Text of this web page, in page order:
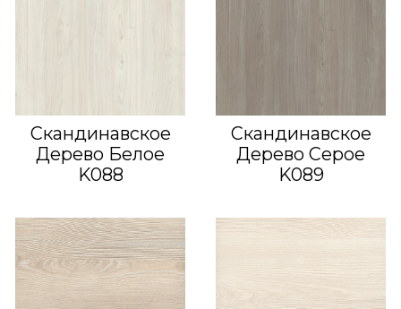
Скандинавское
Дерево Белое
K088
Скандинавское
Дерево Серое
K089